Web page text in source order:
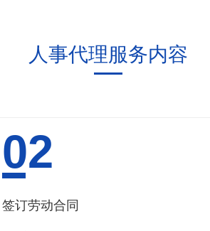
人事代理服务内容
02
签订劳动合同